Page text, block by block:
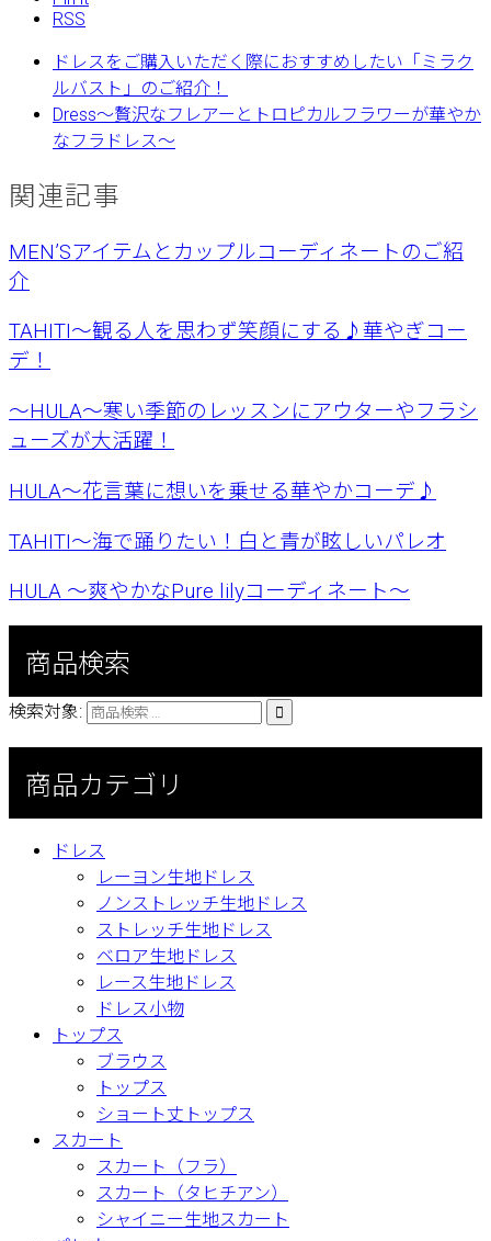
RSS
ドレスをご購入いただく際におすすめしたい「ミラク
ルバスト」のご紹介！
Dress〜贅沢なフレアーとトロピカルフラワーが華やか
なフラドレス〜
関連記事
MEN’Sアイテムとカップルコーディネートのご紹
介
TAHITI〜観る人を思わず笑顔にする♪華やぎコー
デ！
〜HULA〜寒い季節のレッスンにアウターやフラシ
ューズが大活躍！
HULA〜花言葉に想いを乗せる華やかコーデ♪
TAHITI〜海で踊りたい！白と青が眩しいパレオ
HULA 〜爽やかなPure lilyコーディネート〜
商品検索
検索対象: 
商品カテゴリ
ドレス
レーヨン生地ドレス
ノンストレッチ生地ドレス
ストレッチ生地ドレス
ベロア生地ドレス
レース生地ドレス
ドレス小物
トップス
ブラウス
トップス
ショート丈トップス
スカート
スカート（フラ）
スカート（タヒチアン）
シャイニー生地スカート